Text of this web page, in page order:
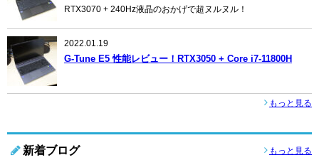
RTX3070 + 240Hz液晶のおかげで超ヌルヌル！
2022.01.19
G-Tune E5 性能レビュー！RTX3050 + Core i7-11800H
もっと見る
新着ブログ もっと見る